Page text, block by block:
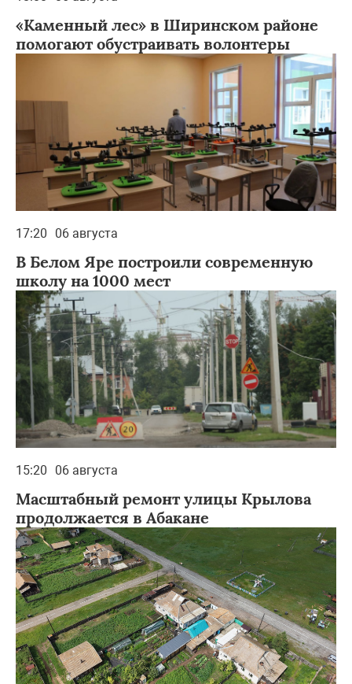
«Каменный лес» в Ширинском районе
помогают обустраивать волонтеры
17:20 06 августа
В Белом Яре построили современную
школу на 1000 мест
15:20 06 августа
Масштабный ремонт улицы Крылова
продолжается в Абакане